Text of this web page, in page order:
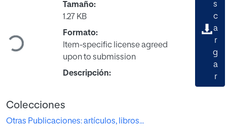
Cargando...
Tamaño:
1.27 KB
Formato:
Item-specific license agreed
upon to submission
Descripción:
s
c
a
r
g
a
r
Colecciones
Otras Publicaciones: artículos, libros...